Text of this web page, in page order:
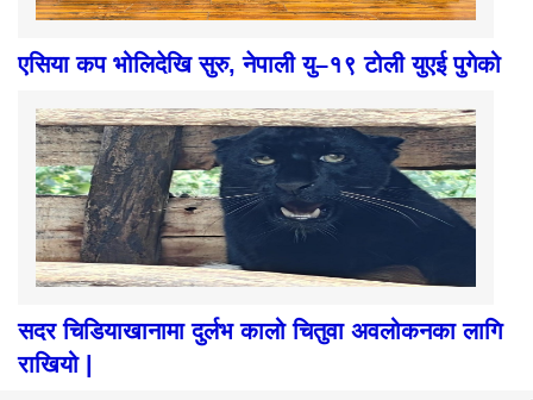
एसिया कप भोलिदेखि सुरु, नेपाली यु–१९ टोली युएई पुगेको
सदर चिडियाखानामा दुर्लभ कालो चितुवा अवलोकनका लागि
राखियो |